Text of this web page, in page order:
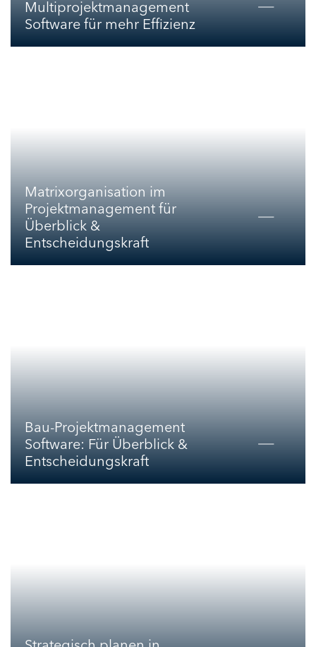
Multiprojektmanagement
Software für mehr Effizienz
Matrixorganisation im
Projektmanagement für
Überblick &
Entscheidungskraft
Bau-Projektmanagement
Software: Für Überblick &
Entscheidungskraft